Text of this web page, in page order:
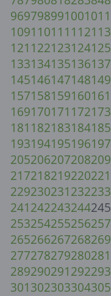
96979899100101
109110111 112113
121 122123124125
133134135136137
145146147148149
157158159160161
169170171 172173
181 182183184185
193194195196197
205206207208209
217218219220221
229230231232233
241242243244245
253254255256257
265266267268269
277278279280281
289290291292293
301302303304305